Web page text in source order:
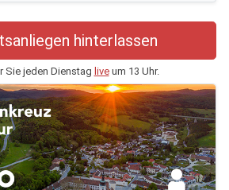
hinterlassen
Sie jeden Dienstag liveum 13 Uhr.